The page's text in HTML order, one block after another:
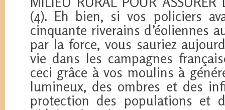
(4). Eh bien, si vos policiers
cinquante riverains d’éoliennes
par la force, vous sauriez
vie dans les campagnes
ceci grâce à vos moulins à
lumineux, des ombres et des
protection des populations et